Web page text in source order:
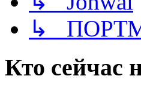
↳
Кто сейчас